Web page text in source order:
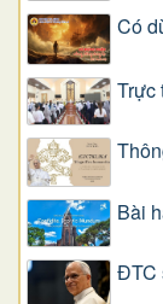
Có
Trực
Bài
ĐTC